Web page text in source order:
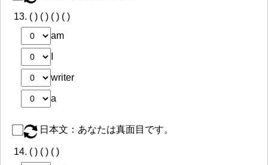
13. ( ) ( ) ( ) ( )
am
writer
a
日本文：あなたは真面目です。
14. ( ) ( ) ( )